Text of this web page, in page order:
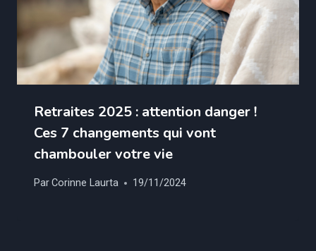
Retraites 2025 : attention danger !
Ces 7 changements qui vont
chambouler votre vie
ParCorinne Laurta 19/11/2024